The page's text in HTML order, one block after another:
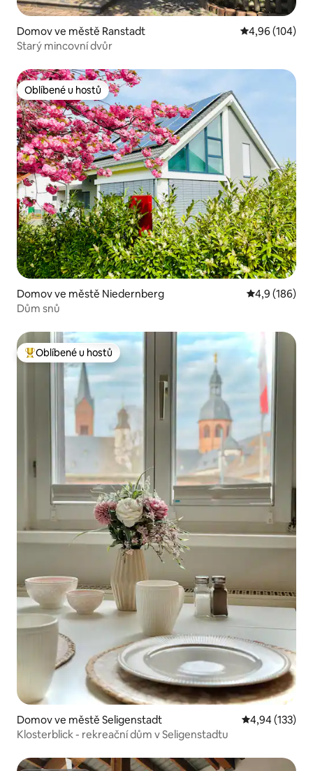
Domov ve městě Ranstadt Průměrné
4,96 (104)
Starý mincovní dvůr
Oblíbené u hostů
Oblíbené u hostů
Domov ve městě Niedernberg Průměrné
4,9 (186)
Dům snů
Nejlepší v kategorii Oblíbené u hostů
Oblíbené u hostů
Domov ve městě Seligenstadt Průměrné
4,94 (133)
Klosterblick - rekreační dům v Seligenstadtu